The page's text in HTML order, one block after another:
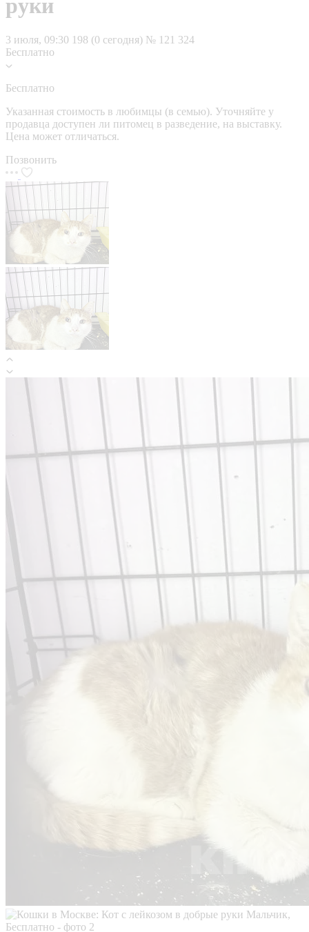
руки
3 июля, 09:30 198 (0 сегодня) № 121 324
Бесплатно
Бесплатно
Указанная стоимость в любимцы (в семью). Уточняйте у
продавца доступен ли питомец в разведение, на выставку.
Цена может отличаться.
Позвонить